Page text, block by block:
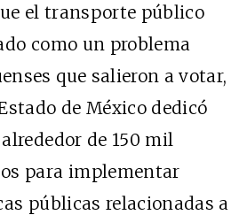
el transporte público
como un problema
que salieron a votar,
de México dedicó
de 150 mil
para implementar
públicas relacionadas a